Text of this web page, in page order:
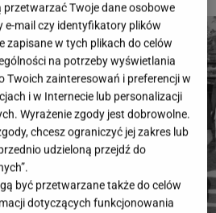
przetwarzać Twoje dane osobowe
e-mail czy identyfikatory plików
zapisane w tych plikach do celów
na potrzeby wyświetlania
Twoich zainteresowań i preferencji w
i w Internecie lub personalizacji
Wyrażenie zgody jest dobrowolne.
chcesz ograniczyć jej zakres lub
udzieloną przejdź do
być przetwarzane także do celów
dotyczących funkcjonowania